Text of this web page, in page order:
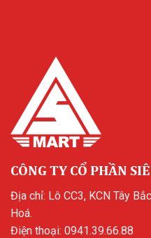
CÔNG TY CỔ PHẦN
Địa chỉ: Lô CC3, KCN Tây
Hoá.
Điện thoại: 0941.39.66.88